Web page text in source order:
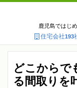
鹿児島ではじ
住宅会社193
どこからで
る間取りを